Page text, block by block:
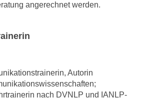
angerechnet werden.
Autorin
nach DVNLP und IANLP-